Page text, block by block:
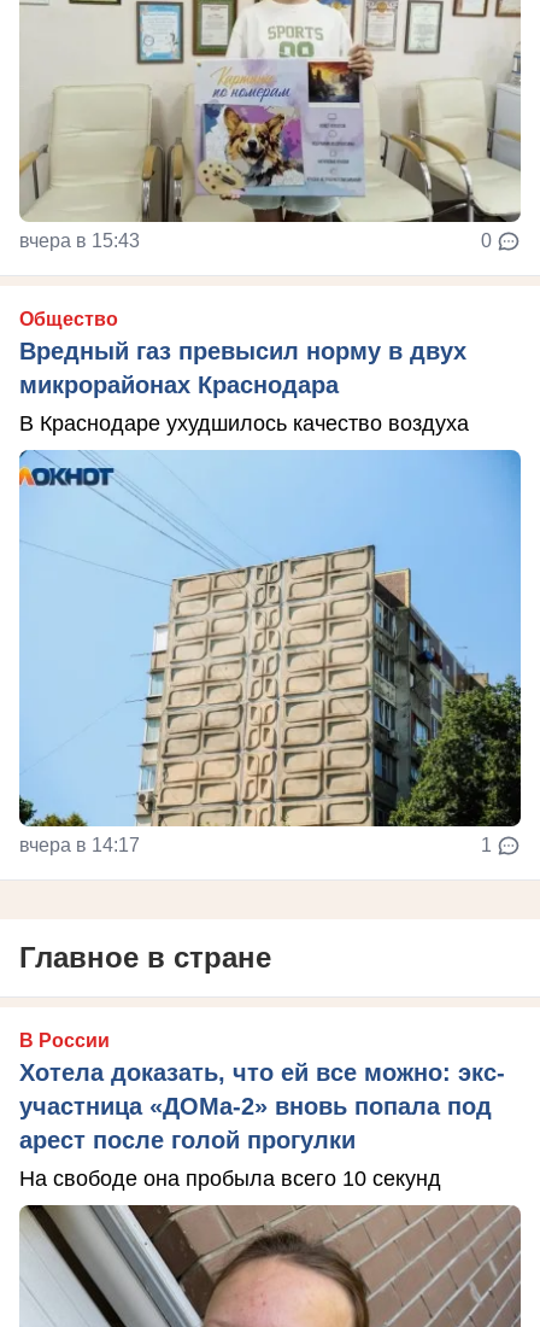
вчера в 15:43 0
Общество
Вредный газ превысил норму в двух
микрорайонах Краснодара
В Краснодаре ухудшилось качество воздуха
вчера в 14:17 1
Главное в стране
В России
Хотела доказать, что ей все можно: экс-
участница «ДОМа-2» вновь попала под
арест после голой прогулки
На свободе она пробыла всего 10 секунд